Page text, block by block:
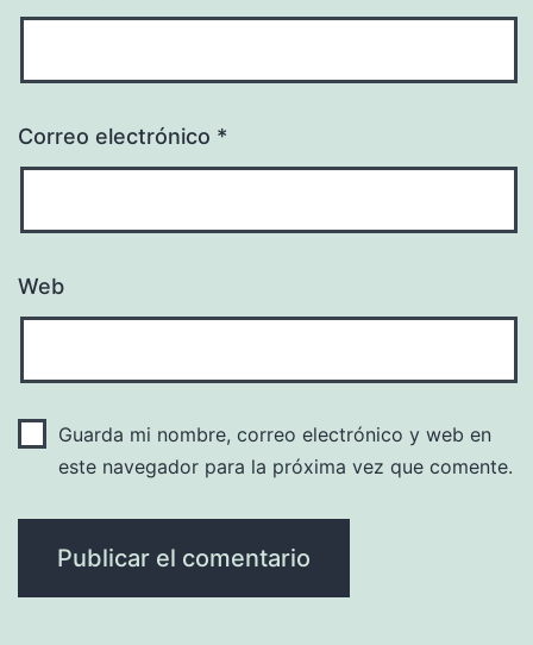
Correo electrónico *
Web
Guarda mi nombre, correo electrónico y web en
este navegador para la próxima vez que comente.